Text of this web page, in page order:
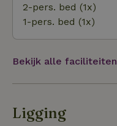
2-pers. bed (1x)
1-pers. bed (1x)
Bekijk alle faciliteiten
Ligging